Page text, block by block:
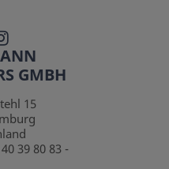
GMBH
15
39 80 83 -